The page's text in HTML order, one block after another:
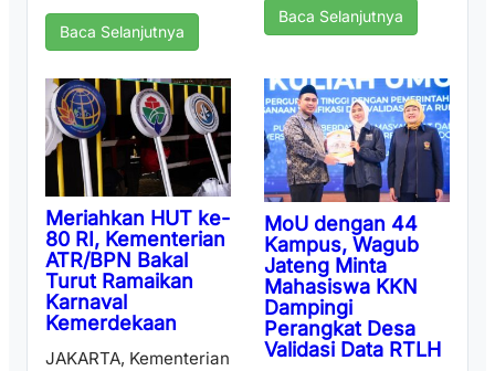
Baca Selanjutnya
Baca Selanjutnya
Meriahkan HUT ke-
80 RI, Kementerian
ATR/BPN Bakal
Turut Ramaikan
Karnaval
Kemerdekaan
JAKARTA, Kementerian
MoU dengan 44
Kampus, Wagub
Jateng Minta
Mahasiswa KKN
Dampingi
Perangkat Desa
Validasi Data RTLH